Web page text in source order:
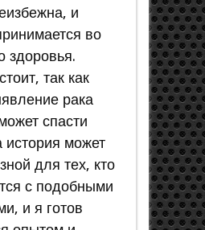
и
во
здоровья.
так как
рака
спасти
история может
для тех, кто
с подобными
и я готов